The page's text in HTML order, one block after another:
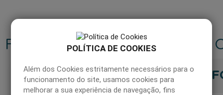
POLÍTICA DE COOKIES
Além dos Cookies estritamente necessários para o
funcionamento do site, usamos cookies para
melhorar a sua experiência de navegação, fins
FAQ'S
PERGUNTAS
COMO